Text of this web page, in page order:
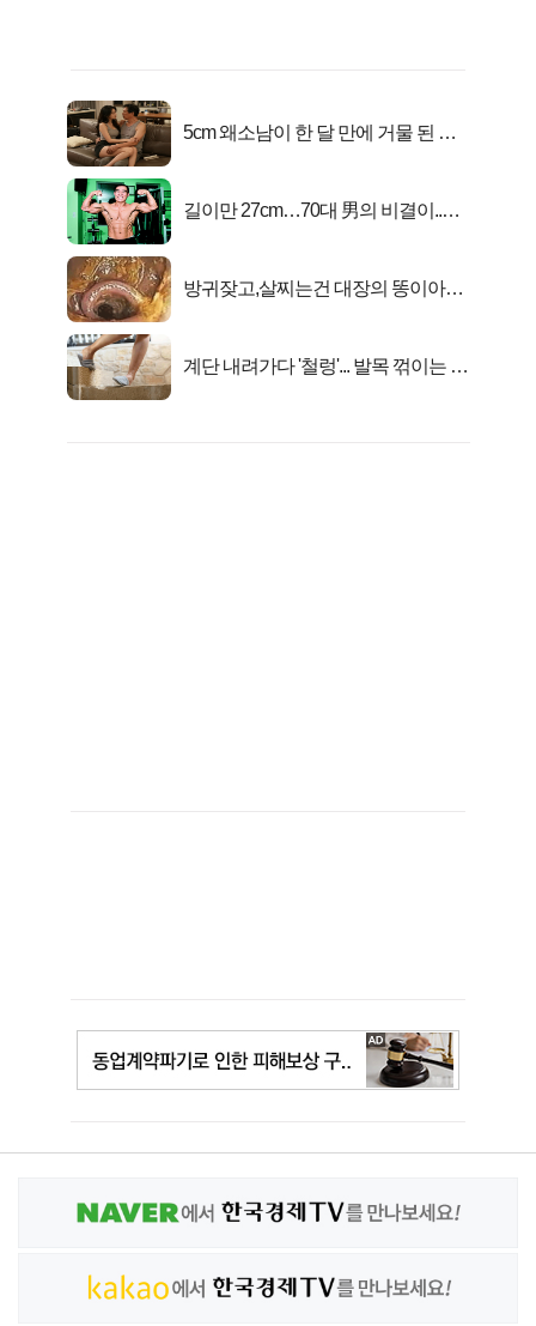
5cm 왜소남이 한 달 만에 거물 된 사
길이만 27cm…70대 男의 비결이..충
방귀잦고,살찌는건 대장의 똥이아니
계단 내려가다 '철렁'... 발목 꺾이는 이